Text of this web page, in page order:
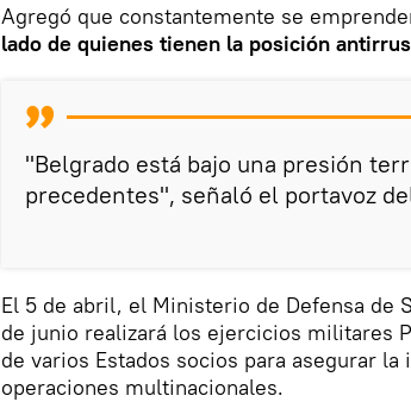
Agregó que constantemente se
lado de quienes tienen la posición
"Belgrado está bajo una presión
precedentes", señaló el portavoz
El 5 de abril, el Ministerio de Defensa de
de junio realizará los ejercicios militares
de varios Estados socios para asegurar
operaciones multinacionales.